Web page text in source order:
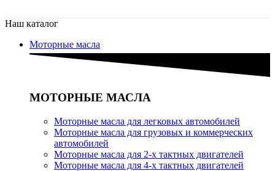
Наш каталог
Моторные масла
МОТОРНЫЕ МАСЛА
Моторные масла для легковых автомобилей
Моторные масла для грузовых и коммерческих
автомобилей
Моторные масла для 2-х тактных двигателей
Моторные масла для 4-х тактных двигателей